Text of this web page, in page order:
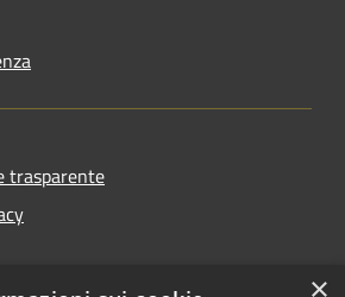
trasparente
×